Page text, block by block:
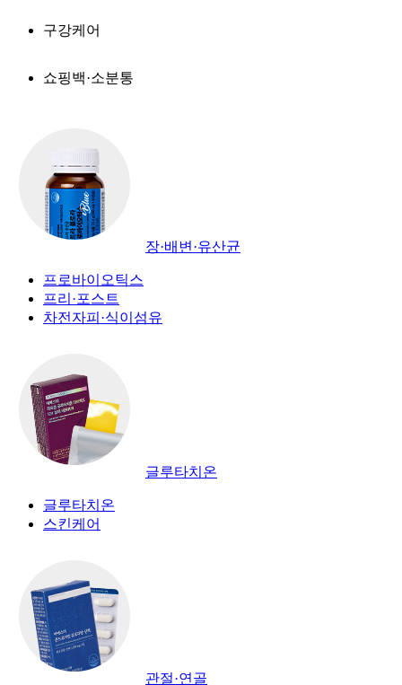
구강케어
쇼핑백·소분통
장·배변·유산균
프로바이오틱스
프리·포스트
차전자피·식이섬유
글루타치온
글루타치온
스킨케어
관절·연골